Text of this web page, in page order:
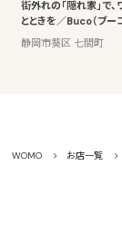
街外れの「隠れ家」で
とときを／Buco（ブー
静岡市葵区 七間町
WOMO お店一覧